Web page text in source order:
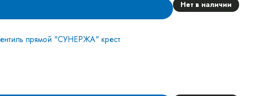
Нет в наличии